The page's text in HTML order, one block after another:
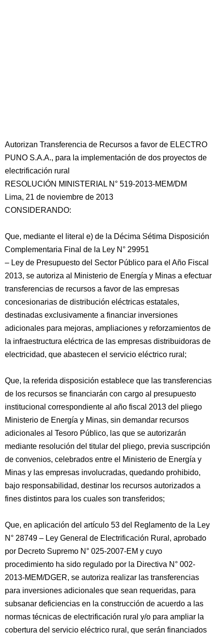
Autorizan Transferencia de Recursos a favor de ELECTRO
PUNO S.A.A., para la implementación de dos proyectos de
electrificación rural
RESOLUCIÓN MINISTERIAL N° 519-2013-MEM/DM
Lima, 21 de noviembre de 2013
CONSIDERANDO:
Que, mediante el literal e) de la Décima Sétima Disposición
Complementaria Final de la Ley N° 29951
– Ley de Presupuesto del Sector Público para el Año Fiscal
2013, se autoriza al Ministerio de Energía y Minas a efectuar
transferencias de recursos a favor de las empresas
concesionarias de distribución eléctricas estatales,
destinadas exclusivamente a financiar inversiones
adicionales para mejoras, ampliaciones y reforzamientos de
la infraestructura eléctrica de las empresas distribuidoras de
electricidad, que abastecen el servicio eléctrico rural;
Que, la referida disposición establece que las transferencias
de los recursos se financiarán con cargo al presupuesto
institucional correspondiente al año fiscal 2013 del pliego
Ministerio de Energía y Minas, sin demandar recursos
adicionales al Tesoro Público, las que se autorizarán
mediante resolución del titular del pliego, previa suscripción
de convenios, celebrados entre el Ministerio de Energía y
Minas y las empresas involucradas, quedando prohibido,
bajo responsabilidad, destinar los recursos autorizados a
fines distintos para los cuales son transferidos;
Que, en aplicación del artículo 53 del Reglamento de la Ley
N° 28749 – Ley General de Electrificación Rural, aprobado
por Decreto Supremo N° 025-2007-EM y cuyo
procedimiento ha sido regulado por la Directiva N° 002-
2013-MEM/DGER, se autoriza realizar las transferencias
para inversiones adicionales que sean requeridas, para
subsanar deficiencias en la construcción de acuerdo a las
normas técnicas de electrificación rural y/o para ampliar la
cobertura del servicio eléctrico rural, que serán financiados